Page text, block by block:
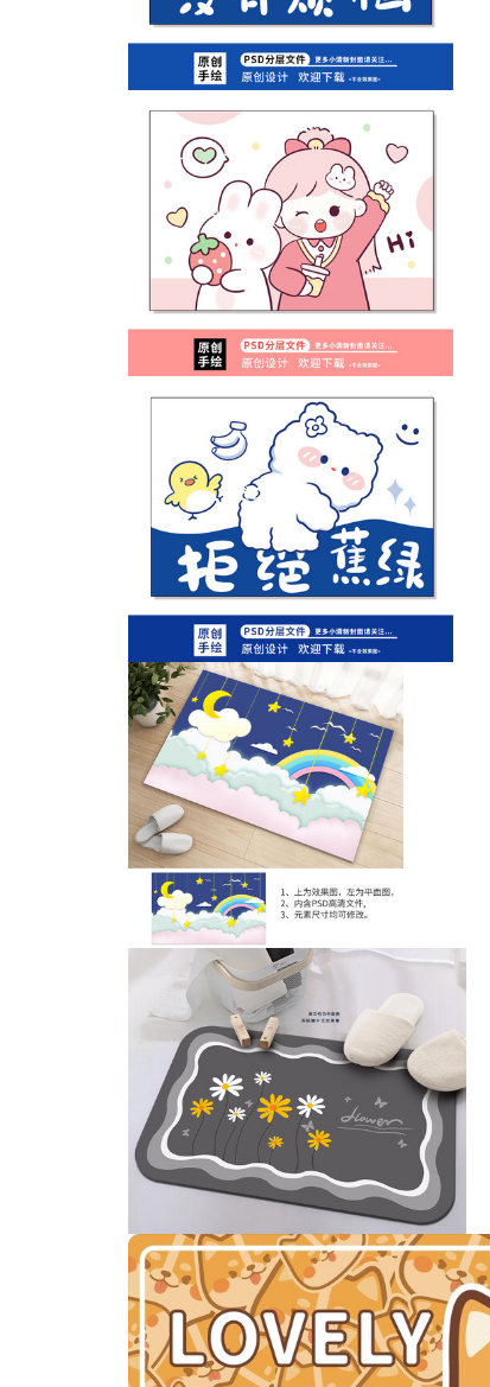
卡通潮流小熊头像地毯桌
卡通小熊潮语动物桌垫地垫
卡通女孩兔子人物壁纸桌垫
卡通简笔画小熊潮语壁纸